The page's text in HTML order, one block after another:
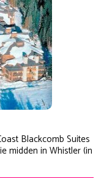
Blackcomb Suites
midden in Whistler (in